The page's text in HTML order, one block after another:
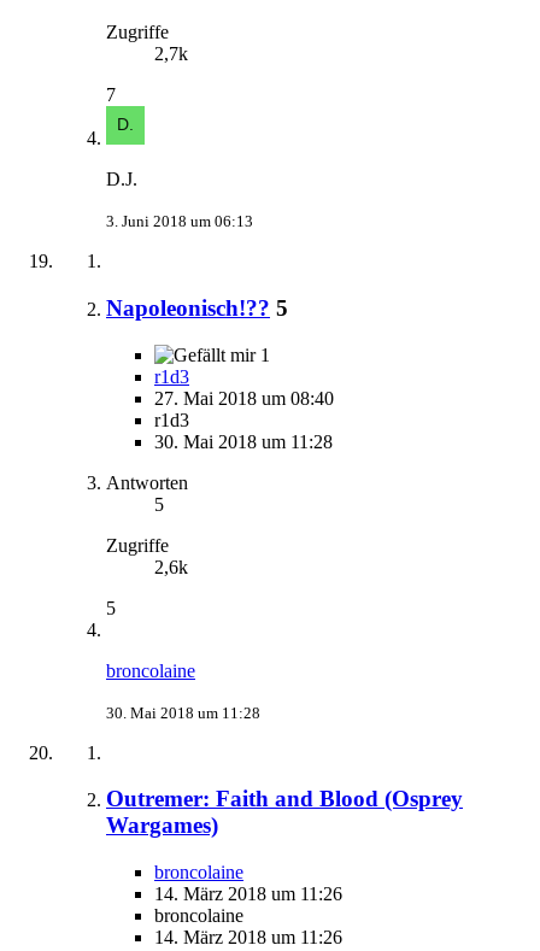
Zugriffe
2,7k
7
D.J.
3. Juni 2018 um 06:13
Napoleonisch!?? 5
1
r1d3
27. Mai 2018 um 08:40
r1d3
30. Mai 2018 um 11:28
Antworten
5
Zugriffe
2,6k
5
broncolaine
30. Mai 2018 um 11:28
Outremer: Faith and Blood (Osprey
Wargames)
broncolaine
14. März 2018 um 11:26
broncolaine
14. März 2018 um 11:26